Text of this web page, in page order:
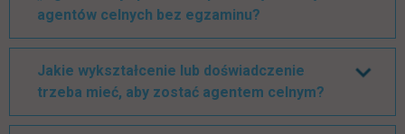
agentów celnych bez egzaminu?
Jakie wykształcenie lub doświadczenie
trzeba mieć, aby zostać agentem celnym?